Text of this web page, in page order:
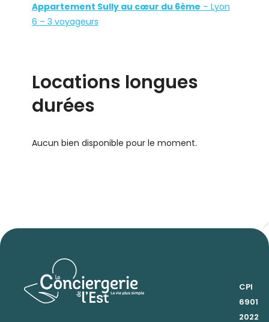
Appartement Sully au cœur du 6ème – Lyon
6 – 3 voyageurs
Locations longues
durées
Aucun bien disponible pour le moment.
CPI
6901
2022